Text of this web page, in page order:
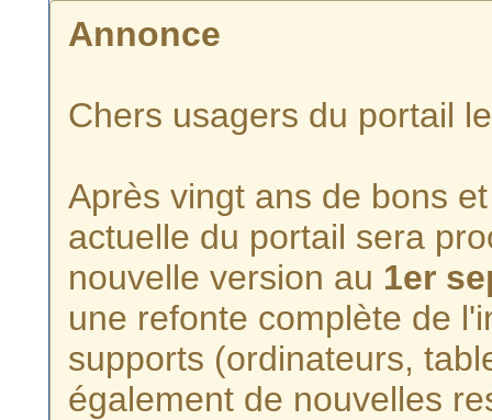
Annonce
Chers usagers du portail
Après vingt ans de bons
actuelle du portail sera
nouvelle version au 1er
une refonte complète de
supports (ordinateurs,
également de nouvelles